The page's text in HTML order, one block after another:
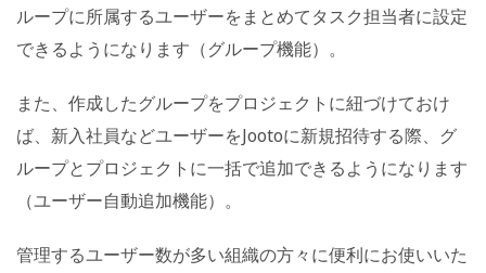
ループに所属するユーザーをまとめてタスク担当者に設定
できるようになります（グループ機能）。
また、作成したグループをプロジェクトに紐づけておけ
ば、新入社員などユーザーをJootoに新規招待する際、グ
ループとプロジェクトに一括で追加できるようになります
（ユーザー自動追加機能）。
管理するユーザー数が多い組織の方々に便利にお使いいた